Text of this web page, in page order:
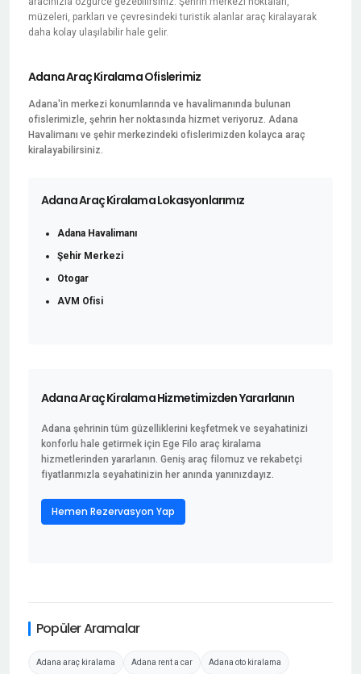
müzeleri, parkları ve çevresindeki turistik alanlar araç kiralayarak
daha kolay ulaşılabilir hale gelir.
Adana Araç Kiralama Ofislerimiz
Adana'in merkezi konumlarında ve havalimanında bulunan
ofislerimizle, şehrin her noktasında hizmet veriyoruz. Adana
Havalimanı ve şehir merkezindeki ofislerimizden kolayca araç
kiralayabilirsiniz.
Adana Araç Kiralama Lokasyonlarımız
Adana Havalimanı
Şehir Merkezi
Otogar
AVM Ofisi
Adana Araç Kiralama Hizmetimizden Yararlanın
Adana şehrinin tüm güzelliklerini keşfetmek ve seyahatinizi
konforlu hale getirmek için Ege Filo araç kiralama
hizmetlerinden yararlanın. Geniş araç filomuz ve rekabetçi
fiyatlarımızla seyahatinizin her anında yanınızdayız.
Hemen Rezervasyon Yap
Popüler Aramalar
Adana araç kiralama Adana rent a car Adana oto kiralama